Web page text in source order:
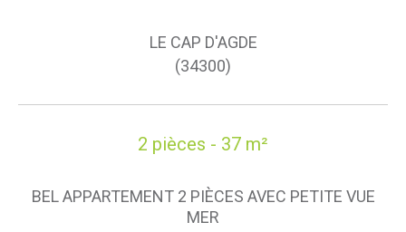
LE CAP D'AGDE
(34300)
2 pièces - 37 m²
BEL APPARTEMENT 2 PIÈCES AVEC PETITE VUE
MER